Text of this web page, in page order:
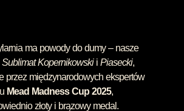
ma powody do dumy – nasze
Sublimat KopernikowskiiPiasecki,
przez międzynarodowych ekspertów
Mead Madness Cup 2025,
złoty i brązowy medal.